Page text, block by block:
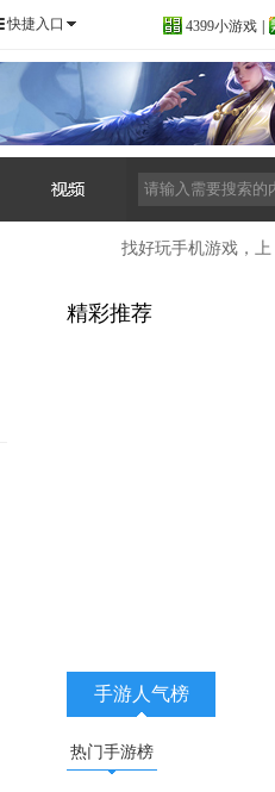
快捷入口 4399小游戏
找好玩手机游戏，上
精彩推荐
手游人气榜
热门手游榜